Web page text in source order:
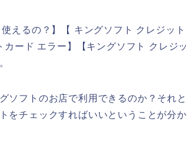
えるの？】【 キングソフト クレジット
ード エラー】【キングソフト クレジッ
ソフトのお店で利用できるのか？それと
をチェックすればいいということが分か